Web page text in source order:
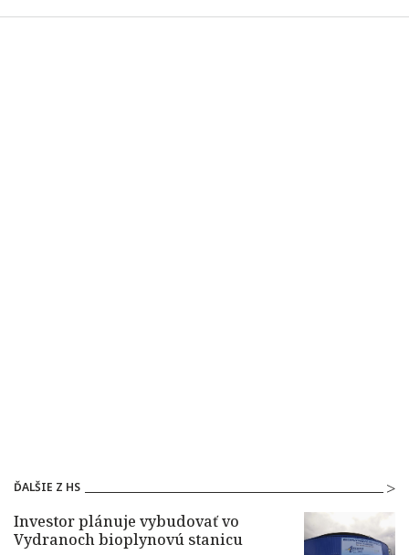
ĎALŠIE Z HS
Investor plánuje vybudovať vo
Vydranoch bioplynovú stanicu